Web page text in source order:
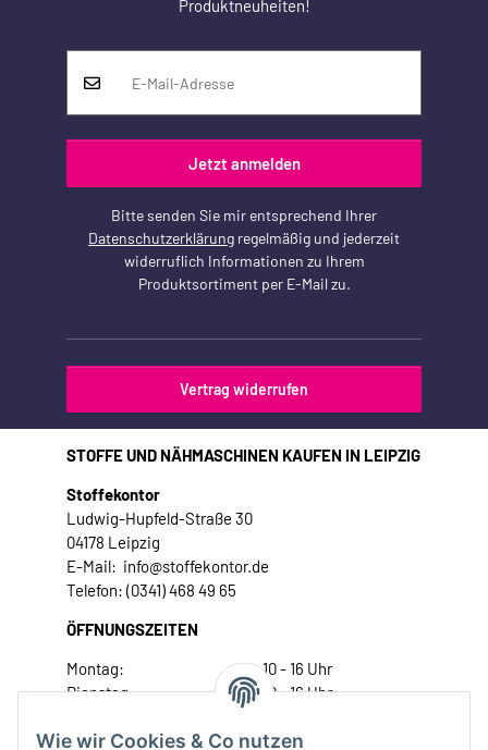
Wie wir Cookies & Co nutzen
Produktneuheiten!
Jetzt anmelden
Bitte senden Sie mir entsprechend Ihrer
Datenschutzerklärung regelmäßig und jederzeit
widerruflich Informationen zu Ihrem
Produktsortiment per E-Mail zu.
Vertrag widerrufen
STOFFE UND NÄHMASCHINEN KAUFEN IN LEIPZIG
Stoffekontor
Ludwig-Hupfeld-Straße 30
04178 Leipzig
E-Mail: info@stoffekontor.de
Telefon: (0341) 468 49 65
ÖFFNUNGSZEITEN
Montag:
10 - 16 Uhr
Dienstag:
10 - 16 Uhr
Donnerstag:
10 - 18 Uhr